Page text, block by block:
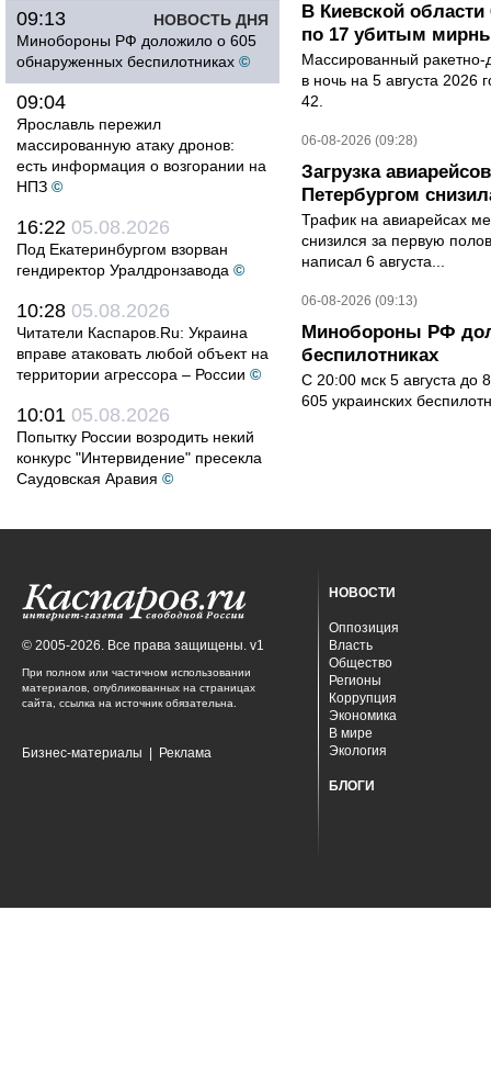
НОВОСТЬ ДНЯ
09:13
Минобороны РФ доложило о 605
обнаруженных беспилотниках ©
09:04
Ярославль пережил
массированную атаку дронов:
есть информация о возгорании на
НПЗ ©
16:22 05.08.2026
Под Екатеринбургом взорван
гендиректор Уралдронзавода ©
10:28 05.08.2026
Читатели Каспаров.Ru: Украина
вправе атаковать любой объект на
территории агрессора – России ©
10:01 05.08.2026
Попытку России возродить некий
конкурс "Интервидение" пресекла
Саудовская Аравия ©
В Киевской
по 17 убитым
Массированный ракетно-
в ночь на 5 августа 2026
42.
06-08-2026 (09:28)
Загрузка
Петербургом
Трафик на авиарейсах
снизился за первую
написал 6 августа...
06-08-2026 (09:13)
Минобороны РФ
беспилотниках
С 20:00 мск 5 августа до
605 украинских
© 2005-2026. Все права защищены. v1
При полном или частичном использовании
материалов, опубликованных на страницах
сайта, ссылка на источник обязательна.
Бизнес-материалы Реклама
НОВОСТИ
Оппозиция
Власть
Общество
Регионы
Коррупция
Экономика
В мире
Экология
БЛОГИ